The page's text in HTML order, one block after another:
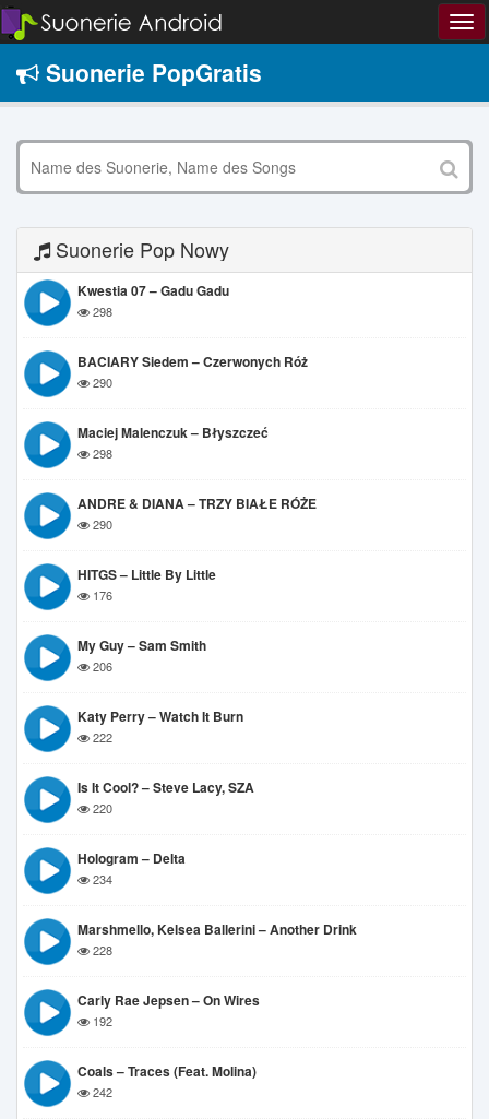
Suonerie PopGratis
Suonerie Pop Nowy
Kwestia 07 – Gadu Gadu
298
BACIARY Siedem – Czerwonych Róż
290
Maciej Malenczuk – Błyszczeć
298
ANDRE & DIANA – TRZY BIAŁE RÓŻE
290
HITGS – Little By Little
176
My Guy – Sam Smith
206
Katy Perry – Watch It Burn
222
Is It Cool? – Steve Lacy, SZA
220
Hologram – Delta
234
Marshmello, Kelsea Ballerini – Another Drink
228
Carly Rae Jepsen – On Wires
192
Coals – Traces (feat. Molina)
242